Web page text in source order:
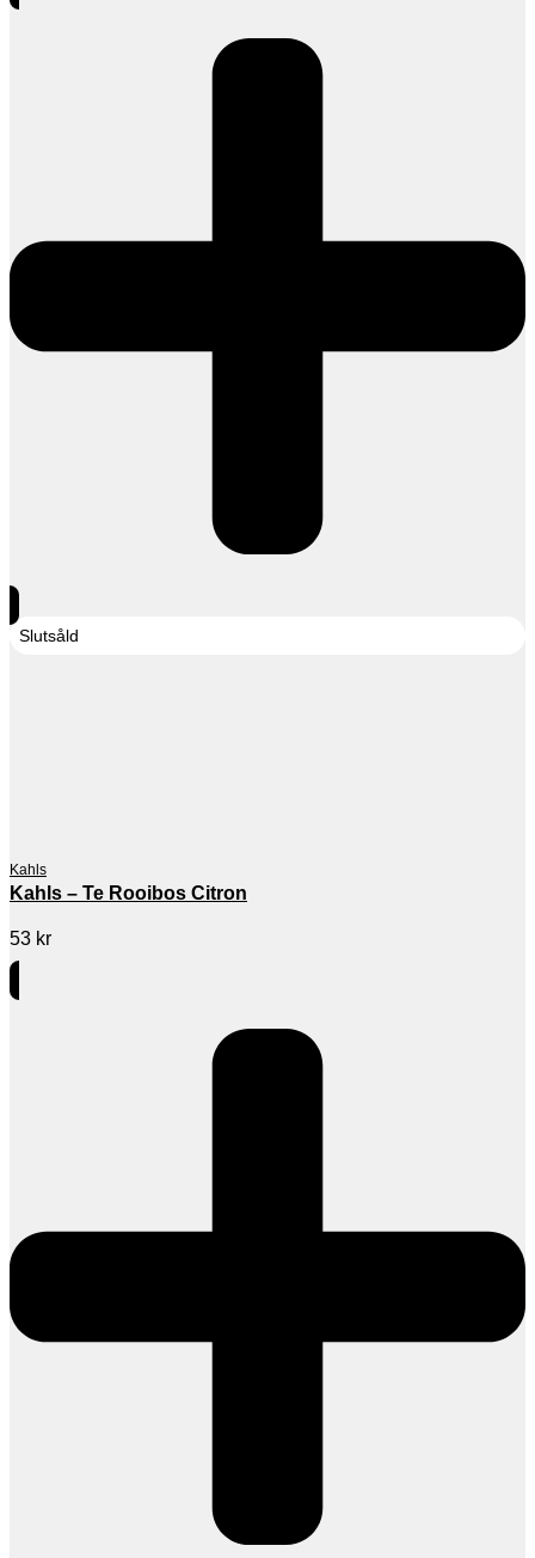
Slutsåld
Kahls
Kahls – Te Rooibos Citron
53 kr